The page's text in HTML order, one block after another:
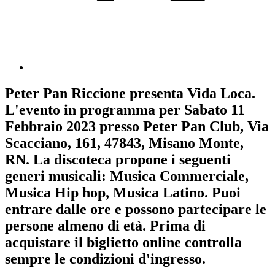
Peter Pan Riccione presenta Vida Loca.
L'evento in programma per Sabato 11
Febbraio 2023 presso Peter Pan Club, Via
Scacciano, 161, 47843, Misano Monte,
RN. La discoteca propone i seguenti
generi musicali: Musica Commerciale,
Musica Hip hop, Musica Latino. Puoi
entrare dalle ore e possono partecipare le
persone almeno di età. Prima di
acquistare il biglietto online controlla
sempre le condizioni d'ingresso.